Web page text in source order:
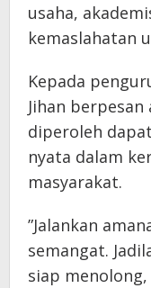
usaha,
kemaslahatan
​Kepada
Jihan
diperoleh
nyata dalam
masyarakat.
​”Jalankan
semangat.
siap